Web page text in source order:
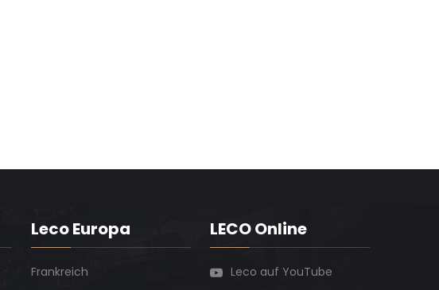
Leco Europa
Frankreich
LECO Online
Leco auf YouTube